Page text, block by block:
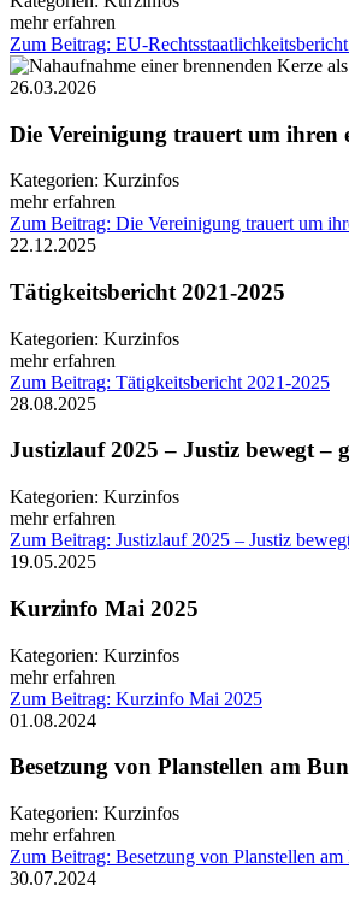
mehr erfahren
Zum Beitrag: EU-
26.03.2026
Die Vereinigung trauert um ihren
Kategorien: Kurzinfos
mehr erfahren
Zum Beitrag: Die Vereinigung trauert um
22.12.2025
Tätigkeitsbericht 2021-2025
Kategorien: Kurzinfos
mehr erfahren
Zum Beitrag: Tätigkeitsbericht 2021-2025
28.08.2025
Justizlauf 2025 – Justiz bewegt –
Kategorien: Kurzinfos
mehr erfahren
Zum Beitrag: Justizlauf 2025 – Justiz
19.05.2025
Kurzinfo Mai 2025
Kategorien: Kurzinfos
mehr erfahren
Zum Beitrag: Kurzinfo Mai 2025
01.08.2024
Besetzung von Planstellen am
Kategorien: Kurzinfos
mehr erfahren
Zum Beitrag: Besetzung von Planstellen
30.07.2024